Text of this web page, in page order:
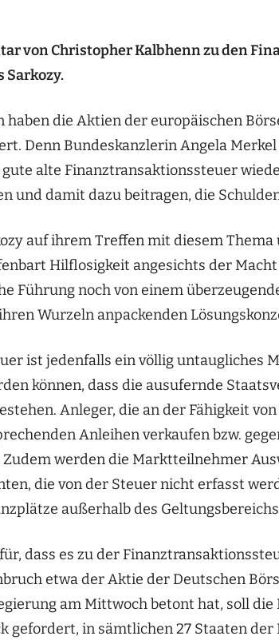
von Christopher Kalbhenn zu den
Sarkozy.
die Aktien der europäischen
Denn Bundeskanzlerin Angela
gute alte Finanztransaktionssteuer
und damit dazu beitragen, die
auf ihrem Treffen mit diesem
Hilflosigkeit angesichts der
Führung noch von einem
Wurzeln anpackenden
ist jedenfalls ein völlig untaugliches
können, dass die ausufernde
Anleger, die an der Fähigkeit
Anleihen verkaufen bzw.
werden die Marktteilnehmer
die von der Steuer nicht erfasst
außerhalb des
dass es zu der
etwa der Aktie der Deutschen
am Mittwoch betont hat, soll die
gefordert, in sämtlichen 27 Staaten